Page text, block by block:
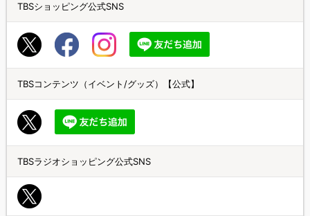
TBSショッピング公式SNS
TBSコンテンツ（イベント/グッズ）【公式】
TBSラジオショッピング公式SNS